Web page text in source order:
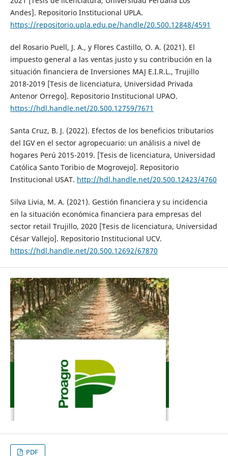
Andes]. Repositorio Institucional UPLA.
https://repositorio.upla.edu.pe/handle/20.500.12848/4591
del Rosario Puell, J. A., y Flores Castillo, O. A. (2021). El
impuesto general a las ventas justo y su contribución en la
situación financiera de Inversiones MAJ E.I.R.L., Trujillo
2018-2019 [Tesis de licenciatura, Universidad Privada
Antenor Orrego]. Repositorio Institucional UPAO.
https://hdl.handle.net/20.500.12759/7671
Santa Cruz, B. J. (2022). Efectos de los beneficios tributarios
del IGV en el sector agropecuario: un análisis a nivel de
hogares Perú 2015-2019. [Tesis de licenciatura, Universidad
Católica Santo Toribio de Mogrovejo]. Repositorio
Institucional USAT. http://hdl.handle.net/20.500.12423/4760
Silva Livia, M. A. (2021). Gestión financiera y su incidencia
en la situación económica financiera para empresas del
sector retail Trujillo, 2020 [Tesis de licenciatura, Universidad
César Vallejo]. Repositorio Institucional UCV.
https://hdl.handle.net/20.500.12692/67870
PDF